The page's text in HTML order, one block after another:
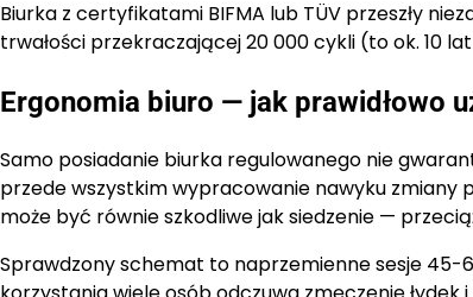
Biurka z certyfikatami BIFMA lub TÜV przeszły
trwałości przekraczającej 20 000 cykli (to ok. 10
Ergonomia biuro — jak prawidłowo
Samo posiadanie biurka regulowanego nie
przede wszystkim wypracowanie nawyku zmiany
może być równie szkodliwe jak siedzenie —
Sprawdzony schemat to naprzemienne sesje 45-